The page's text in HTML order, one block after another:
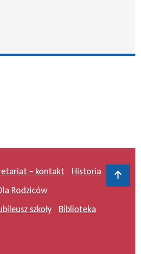
– kontakt
Historia
Rodziców
szkoły
Biblioteka
Do